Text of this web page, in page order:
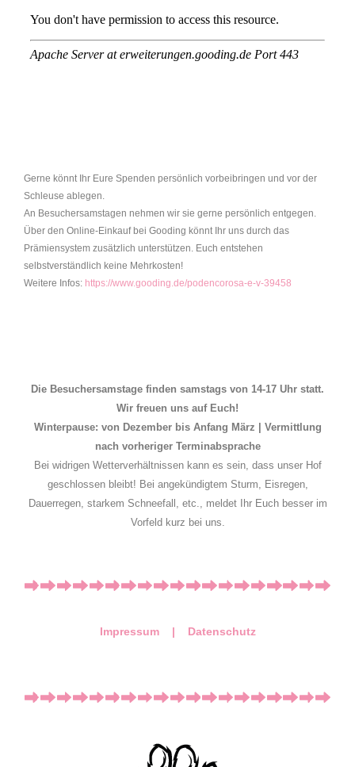
Gerne könnt Ihr Eure Spenden persönlich vorbeibringen und vor der
Schleuse ablegen.
An Besuchersamstagen nehmen wir sie gerne persönlich entgegen.
Über den Online-Einkauf bei Gooding könnt Ihr uns durch das
Prämiensystem zusätzlich unterstützen. Euch entstehen
selbstverständlich keine Mehrkosten!
Weitere Infos: https://www.gooding.de/podencorosa-e-v-39458
Die Besuchersamstage finden samstags von 14-17 Uhr statt.
Wir freuen uns auf Euch!
Winterpause: von Dezember bis Anfang März | Vermittlung
nach vorheriger Terminabsprache
Bei widrigen Wetterverhältnissen kann es sein, dass unser Hof
geschlossen bleibt! Bei angekündigtem Sturm, Eisregen,
Dauerregen, starkem Schneefall, etc., meldet Ihr Euch besser im
Vorfeld kurz bei uns.
Impressum | Datenschutz